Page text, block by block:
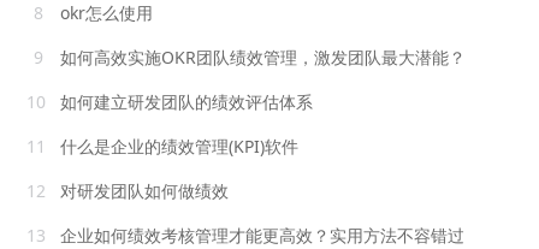
8
okr怎么使用
9
如何高效实施OKR团队绩效管理，激发团队最大潜能？
10
如何建立研发团队的绩效评估体系
11
什么是企业的绩效管理(KPI)软件
12
对研发团队如何做绩效
13
企业如何绩效考核管理才能更高效？实用方法不容错过